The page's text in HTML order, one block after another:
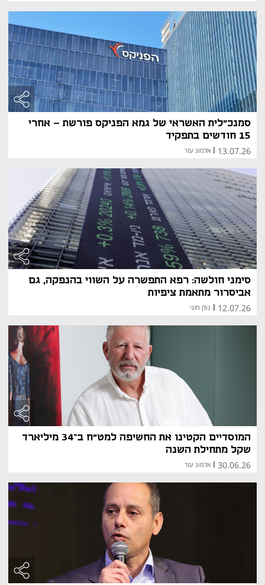
סמנכ"לית האשראי של גמא הפניקס פורשת - אחרי
15 חודשים בתפקיד
13.07.26
| אלמוג עזר
סימני חולשה: רפא התפשרה על השווי בהנפקה, גם
אביסרור מתאמת ציפיות
12.07.26
| גולן חזני
המוסדיים הקטינו את החשיפה למט"ח ב־34 מיליארד
שקל מתחילת השנה
30.06.26 אלמוג עזר